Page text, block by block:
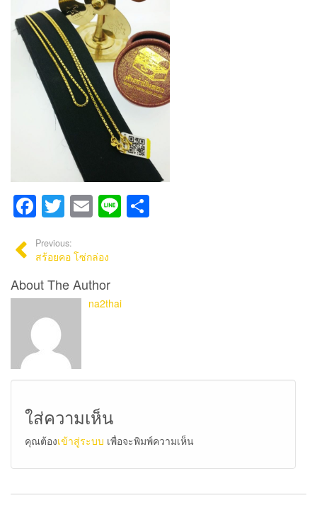
Facebook
Twitter
Email
Line
Previous:
สร้อยคอ โซ่กล่อง
About The Author
na2thai
ใส่ความเห็น
คุณต้องเข้าสู่ระบบ เพื่อจะพิมพ์ความเห็น